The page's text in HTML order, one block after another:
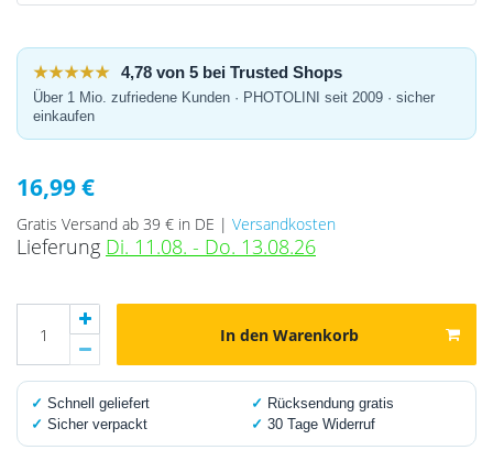
★★★★★ 4,78 von 5 bei Trusted Shops
Über 1 Mio. zufriedene Kunden · PHOTOLINI seit 2009 · sicher
einkaufen
16,99 €
Gratis Versand ab 39 € in DE | Versandkosten
Lieferung Di. 11.08. - Do. 13.08.26
In den Warenkorb
✓ Schnell geliefert ✓ Rücksendung gratis
✓ Sicher verpackt ✓ 30 Tage Widerruf